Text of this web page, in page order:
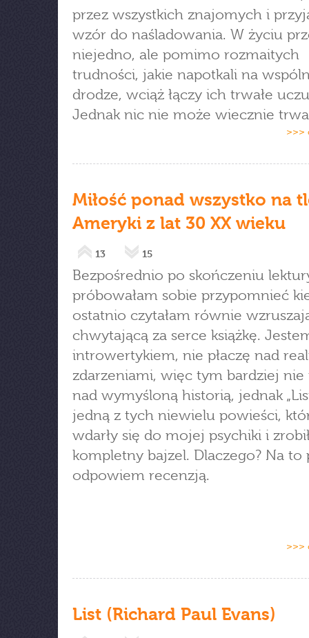
przez wszystkich znajomych i
wzór do naśladowania. W życiu
niejedno, ale pomimo rozmaitych
trudności, jakie napotkali na
drodze, wciąż łączy ich trwałe
Jednak nic nie może wiecznie
>>>
Miłość ponad wszystko na
Ameryki z lat 30 XX wieku
13 15
Bezpośrednio po skończeniu
próbowałam sobie przypomnieć
ostatnio czytałam równie
chwytającą za serce książkę.
introwertykiem, nie płaczę nad
zdarzeniami, więc tym bardziej nie
nad wymyśloną historią, jednak
jedną z tych niewielu powieści,
wdarły się do mojej psychiki i
kompletny bajzel. Dlaczego? Na to
odpowiem recenzją.
>>>
List (Richard Paul Evans)